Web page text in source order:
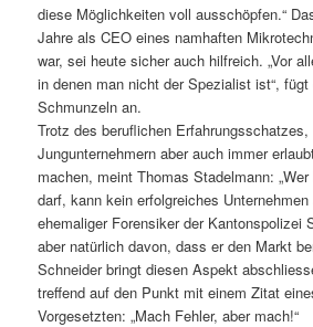
diese Möglichkeiten voll ausschöpfen.“
Jahre als CEO eines namhaften
war, sei heute sicher auch hilfreich. „Vor
in denen man nicht der Spezialist ist“,
Schmunzeln an.
Trotz des beruflichen
Jungunternehmern aber auch immer
machen, meint Thomas Stadelmann:
darf, kann kein erfolgreiches Unternehmen
ehemaliger Forensiker der Kantonspolizei
aber natürlich davon, dass er den Markt
Schneider bringt diesen Aspekt
treffend auf den Punkt mit einem Zitat
Vorgesetzten: „Mach Fehler, aber mach!“